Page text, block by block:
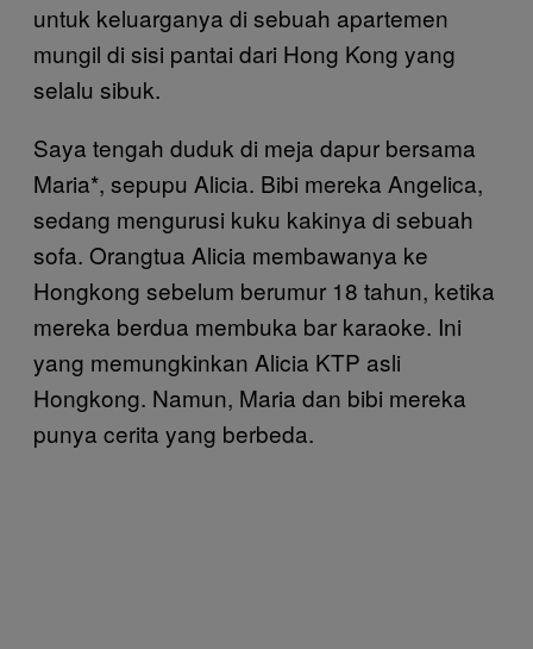
untuk keluarganya di sebuah apartemen
mungil di sisi pantai dari Hong Kong yang
selalu sibuk.
Saya tengah duduk di meja dapur bersama
Maria*, sepupu Alicia. Bibi mereka Angelica,
sedang mengurusi kuku kakinya di sebuah
sofa. Orangtua Alicia membawanya ke
Hongkong sebelum berumur 18 tahun, ketika
mereka berdua membuka bar karaoke. Ini
yang memungkinkan Alicia KTP asli
Hongkong. Namun, Maria dan bibi mereka
punya cerita yang berbeda.